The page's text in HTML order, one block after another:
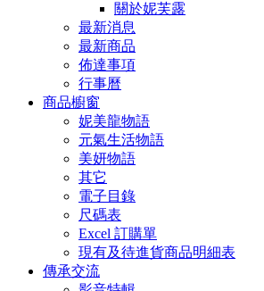
關於妮芙露
最新消息
最新商品
佈達事項
行事曆
商品櫥窗
妮美龍物語
元氣生活物語
美妍物語
其它
電子目錄
尺碼表
Excel 訂購單
現有及待進貨商品明細表
傳承交流